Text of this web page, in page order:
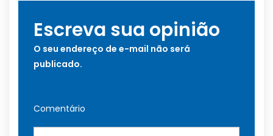
Escreva sua opinião
O seu endereço de e-mail não será
publicado.
Comentário